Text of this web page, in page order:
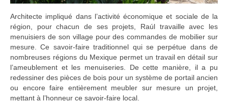
Architecte impliqué dans l’activité économique et sociale de la
région, pour chacun de ses projets, Raúl travaille avec les
menuisiers de son village pour des commandes de mobilier sur
mesure. Ce savoir-faire traditionnel qui se perpétue dans de
nombreuses régions du Mexique permet un travail en détail sur
l’ameublement et les menuiseries. De cette manière, il a pu
redessiner des pièces de bois pour un système de portail ancien
ou encore faire entièrement meubler sur mesure un projet,
mettant à l’honneur ce savoir-faire local.